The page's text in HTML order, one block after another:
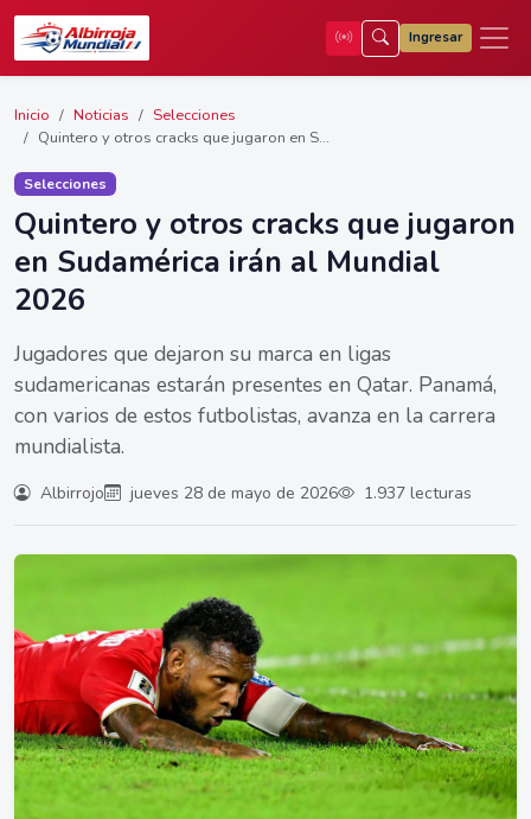
Ingresar
Inicio Noticias
Selecciones
Quintero y otros cracks que jugaron en S...
Selecciones
Quintero y otros cracks que jugaron
en Sudamérica irán al Mundial
2026
Jugadores que dejaron su marca en ligas
sudamericanas estarán presentes en Qatar. Panamá,
con varios de estos futbolistas, avanza en la carrera
mundialista.
Albirrojo jueves 28 de mayo de 2026 1.937 lecturas